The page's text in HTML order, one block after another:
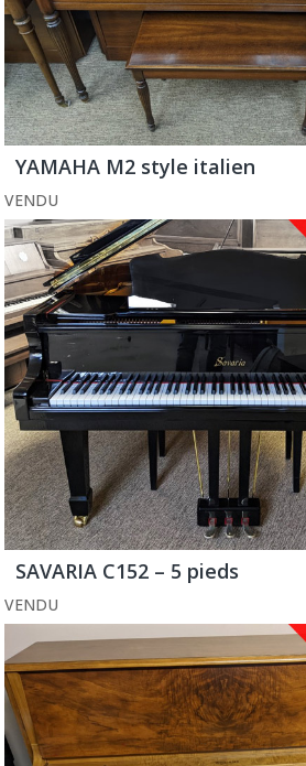
YAMAHA M2 style italien
VENDU
SAVARIA C152 – 5 pieds
VENDU